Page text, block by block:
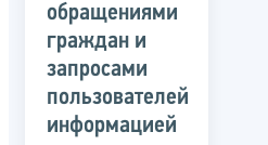
обращениями
граждан и
запросами
пользователей
информацией